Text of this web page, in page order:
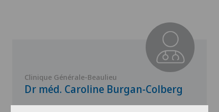
Clinique Générale-Beaulieu
Dr méd. Caroline Burgan-Colberg